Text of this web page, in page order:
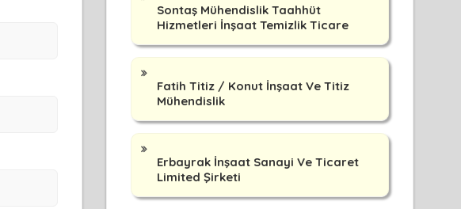
Sontaş Mühendislik Taahhüt
Hizmetleri İnşaat Temizlik Ticare
Fatih Titiz / Konut İnşaat Ve Titiz
Mühendislik
Erbayrak İnşaat Sanayi Ve Ticaret
Limited Şirketi